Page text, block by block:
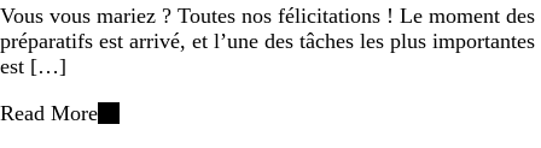
Vous vous mariez ? Toutes nos félicitations ! Le moment des
préparatifs est arrivé, et l’une des tâches les plus importantes
est […]
Read More